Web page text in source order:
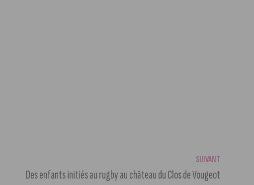
SUIVANT
Des enfants initiés au rugby au château du Clos de Vougeot